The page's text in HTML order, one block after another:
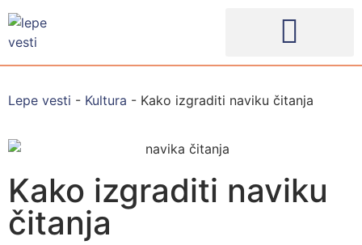
Lepe vesti - Kultura - Kako izgraditi naviku čitanja
Kako izgraditi naviku
čitanja